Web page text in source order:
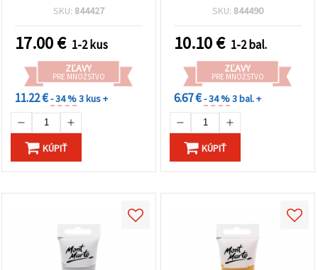
SKU: 844427
17.00€ 1-2 kus
ZĽAVY
PRE MNOŽSTVO
11.22 €- 34 %3 kus +
KÚPIŤ
SKU: 844490
10.10€ 1-2 bal.
ZĽAVY
PRE MNOŽSTVO
6.67 €- 34 %3 bal. +
KÚPIŤ